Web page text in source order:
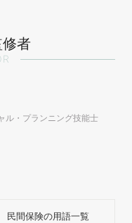
者
ル・プランニング技能士
民間保険の用語一覧